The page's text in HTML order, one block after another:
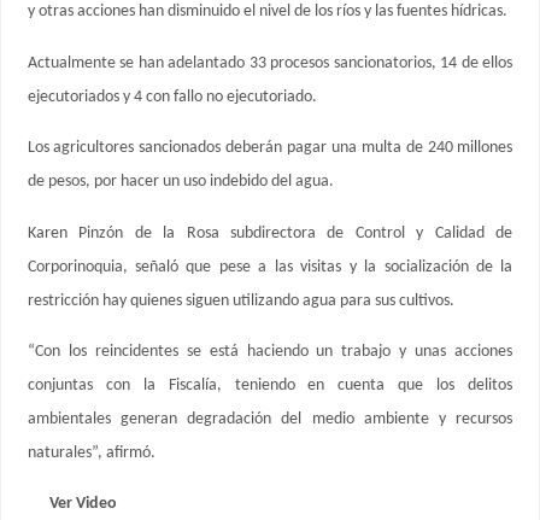
y otras acciones han disminuido el nivel de los ríos y las fuentes hídricas.
Actualmente se han adelantado 33 procesos sancionatorios, 14 de ellos
ejecutoriados y 4 con fallo no ejecutoriado.
Los agricultores sancionados deberán pagar una multa de 240 millones
de pesos, por hacer un uso indebido del agua.
Karen Pinzón de la Rosa subdirectora de Control y Calidad de
Corporinoquia, señaló que pese a las visitas y la socialización de la
restricción hay quienes siguen utilizando agua para sus cultivos.
“Con los reincidentes se está haciendo un trabajo y unas acciones
conjuntas con la Fiscalía, teniendo en cuenta que los delitos
ambientales generan degradación del medio ambiente y recursos
naturales”, afirmó.
Ver Video